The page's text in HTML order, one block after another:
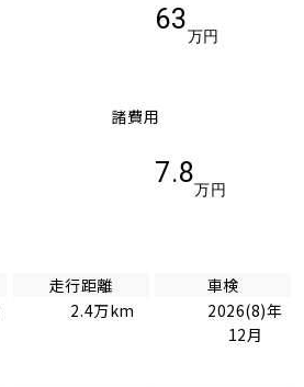
63
万円
諸費用
7.8
万円
走行距離
2.4万km
車検
2026(8)年
12月